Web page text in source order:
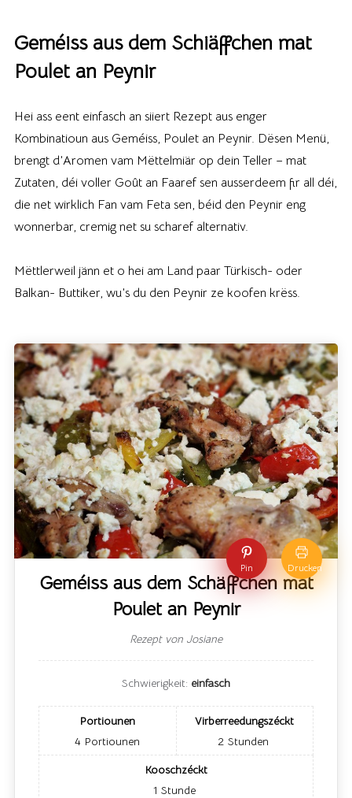
Geméiss aus dem Schiäffchen mat
Poulet an Peynir
Hei ass eent einfasch an siiert Rezept aus enger
Kombinatioun aus Geméiss, Poulet an Peynir. Dësen Menü,
brengt d’Aromen vam Mëttelmiär op dein Teller – mat
Zutaten, déi voller Goût an Faaref sen ausserdeem fir all déi,
die net wirklich Fan vam Feta sen, béid den Peynir eng
wonnerbar, cremig net su scharef alternativ.
Mëttlerweil jänn et o hei am Land paar Türkisch- oder
Balkan- Buttiker, wu’s du den Peynir ze koofen krëss.
Pin Drucken
Geméiss aus dem Schäffchen mat
Poulet an Peynir
Rezept von Josiane
Schwierigkeit: einfasch
Portiounen
4 Portiounen
Virberreedungszéckt
2 Stunden
Kooschzéckt
1 Stunde